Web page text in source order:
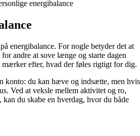
energibalance
energibalance. For nogle betyder det at
andre at sove længe og starte dagen
efter, hvad der føles rigtigt for dig.
konto: du kan hæve og indsætte, men hvis
Ved at veksle mellem aktivitet og ro,
du skabe en hverdag, hvor du både